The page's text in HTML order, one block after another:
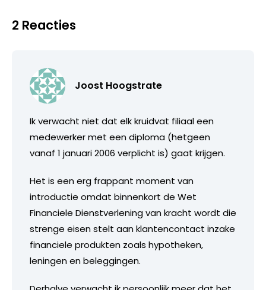
2 Reacties
Joost Hoogstrate
Ik verwacht niet dat elk kruidvat filiaal een
medewerker met een diploma (hetgeen
vanaf 1 januari 2006 verplicht is) gaat krijgen.
Het is een erg frappant moment van
introductie omdat binnenkort de Wet
Financiele Dienstverlening van kracht wordt die
strenge eisen stelt aan klantencontact inzake
financiele produkten zoals hypotheken,
leningen en beleggingen.